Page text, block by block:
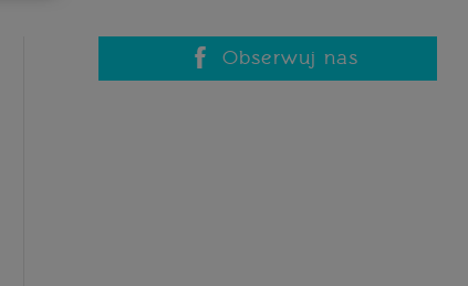
Obserwuj nas